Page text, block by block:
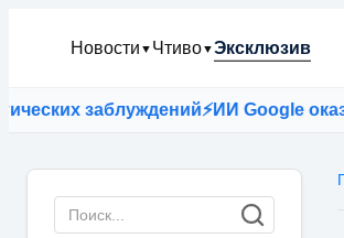
Новости ▼ Чтиво▼Эксклюзив
заблуждений⚡ИИ Google